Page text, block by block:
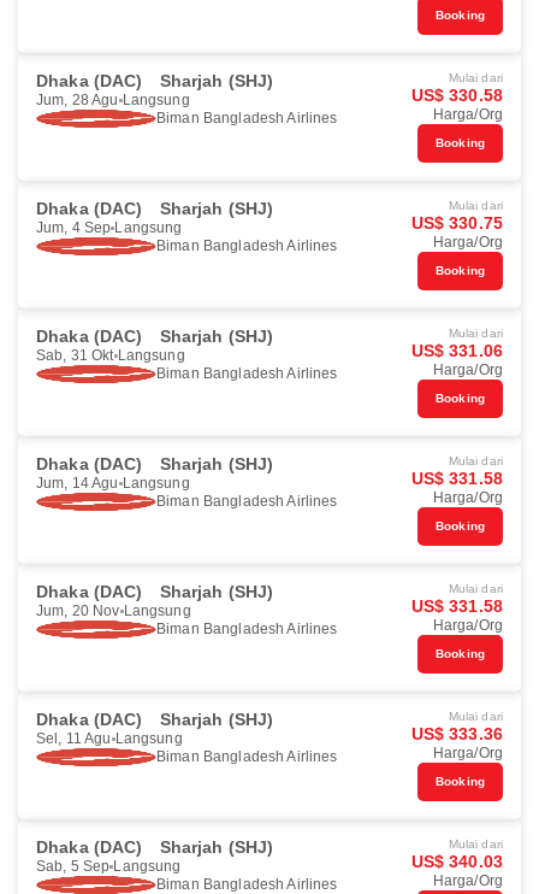
Booking
Dhaka (DAC) Sharjah (SHJ)
Jum, 28 Agu Langsung
Biman Bangladesh Airlines
Mulai dari
US$ 330.58
Harga/Org
Booking
Dhaka (DAC) Sharjah (SHJ)
Jum, 4 Sep Langsung
Biman Bangladesh Airlines
Mulai dari
US$ 330.75
Harga/Org
Booking
Dhaka (DAC) Sharjah (SHJ)
Sab, 31 Okt Langsung
Biman Bangladesh Airlines
Mulai dari
US$ 331.06
Harga/Org
Booking
Dhaka (DAC) Sharjah (SHJ)
Jum, 14 Agu Langsung
Biman Bangladesh Airlines
Mulai dari
US$ 331.58
Harga/Org
Booking
Dhaka (DAC) Sharjah (SHJ)
Jum, 20 Nov Langsung
Biman Bangladesh Airlines
Mulai dari
US$ 331.58
Harga/Org
Booking
Dhaka (DAC) Sharjah (SHJ)
Sel, 11 Agu Langsung
Biman Bangladesh Airlines
Mulai dari
US$ 333.36
Harga/Org
Booking
Dhaka (DAC) Sharjah (SHJ)
Sab, 5 Sep Langsung
Biman Bangladesh Airlines
Mulai dari
US$ 340.03
Harga/Org